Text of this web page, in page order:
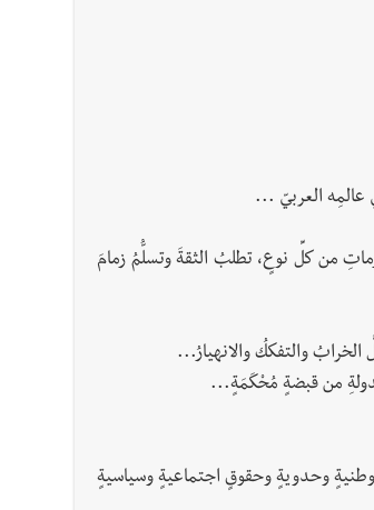
عالمِه العربيّ ...
من كلِّ نوعٍ، تطلبُ الثقةَ وتسلُّمُ زمامَ
والتفككُ والانهيارُ...
من قبضةٍ مُحْكَمَةٍ...
وطنيةٍ وحدويةٍ وحقوقٍ اجتماعيةٍ وسياسيةٍ